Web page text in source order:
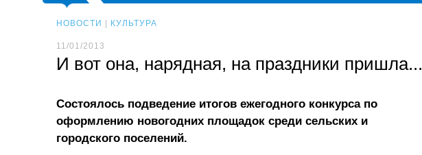
НОВОСТИ КУЛЬТУРА
11/01/2013
И вот она, нарядная, на праздники пришла...
Состоялось подведение итогов ежегодного конкурса по
оформлению новогодних площадок среди сельских и
городского поселений.